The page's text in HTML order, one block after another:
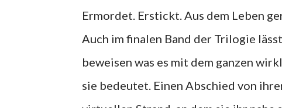
Ermordet. Erstickt. Aus dem Leben
Auch im finalen Band der Trilogie
beweisen was es mit dem ganzen
sie bedeutet. Einen Abschied von